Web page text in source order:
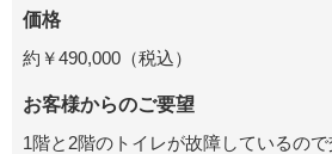
価格
約￥490,000（税込）
お客様からのご要望
1階と2階のトイレが故障しているので